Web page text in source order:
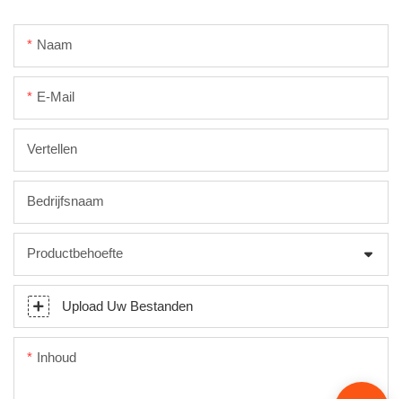
Naam
E-Mail
Vertellen
Bedrijfsnaam
Productbehoefte
Upload Uw Bestanden
Inhoud